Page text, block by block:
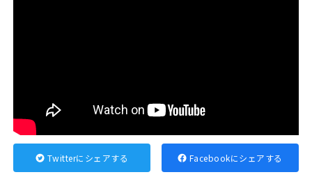
Twitterにシェアする Facebookにシェアする